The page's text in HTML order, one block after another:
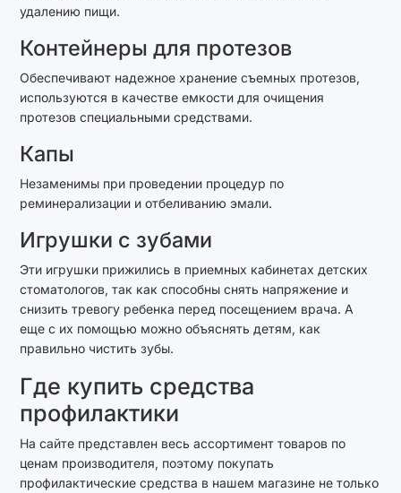
удалению пищи.
Контейнеры для протезов
Обеспечивают надежное хранение съемных протезов,
используются в качестве емкости для очищения
протезов специальными средствами.
Капы
Незаменимы при проведении процедур по
реминерализации и отбеливанию эмали.
Игрушки с зубами
Эти игрушки прижились в приемных кабинетах детских
стоматологов, так как способны снять напряжение и
снизить тревогу ребенка перед посещением врача. А
еще с их помощью можно объяснять детям, как
правильно чистить зубы.
Где купить средства
профилактики
На сайте представлен весь ассортимент товаров по
ценам производителя, поэтому покупать
профилактические средства в нашем магазине не только